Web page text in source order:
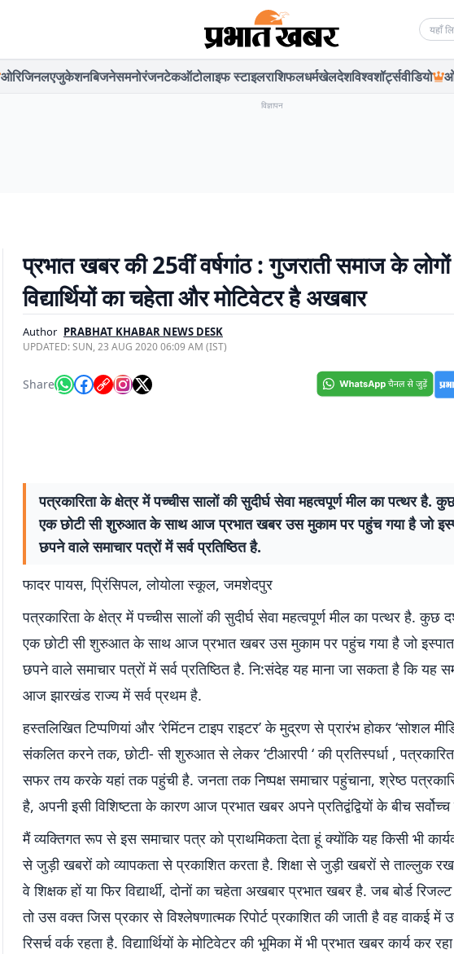
ओरिजिनलएजुकेशनबिजनेसमनोरंजनटेकऑटोलाइफ स्टाइलराशिफलधर्मखेलदेशविश्वशॉर्ट्सवीडियो
विज्ञापन
प्रभात खबर की 25वीं वर्षगांठ : गुजराती समाज के
विद्यार्थियों का चहेता और मोटिवेटर है अखबार
Author PRABHAT KHABAR NEWS DESK
UPDATED:SUN, 23 AUG 2020 06:09 AM (IST)
Share
पत्रकारिता के क्षेत्र में पच्चीस सालों की सुदीर्घ सेवा महत्वपूर्ण मील का पत्थर है.
एक छोटी सी शुरुआत के साथ आज प्रभात खबर उस मुकाम पर पहुंच गया है जो
छपने वाले समाचार पत्रों में सर्व प्रतिष्ठित है.
फादर पायस, प्रिंसिपल, लोयोला स्कूल, जमशेदपुर
पत्रकारिता के क्षेत्र में पच्चीस सालों की सुदीर्घ सेवा महत्वपूर्ण मील का पत्थर है. कुछ
एक छोटी सी शुरुआत के साथ आज प्रभात खबर उस मुकाम पर पहुंच गया है जो इस्पात
छपने वाले समाचार पत्रों में सर्व प्रतिष्ठित है. नि:संदेह यह माना जा सकता है कि यह
आज झारखंड राज्य में सर्व प्रथम है.
हस्तलिखित टिप्पणियां और ‘रेमिंटन टाइप राइटर’ के मुद्रण से प्रारंभ होकर ‘सोशल
संकलित करने तक, छोटी- सी शुरुआत से लेकर ‘टीआरपी ‘ की प्रतिस्पर्धा ,
सफर तय करके यहां तक पहुंची है. जनता तक निष्पक्ष समाचार पहुंचाना, श्रेष्ठ
है, अपनी इसी विशिष्टता के कारण आज प्रभात खबर अपने प्रतिद्वंद्वियों के बीच
मैं व्यक्तिगत रूप से इस समाचार पत्र को प्राथमिकता देता हूं क्योंकि यह किसी भी
से जुड़ी खबरों को व्यापकता से प्रकाशित करता है. शिक्षा से जुड़ी खबरों से ताल्लुक
वे शिक्षक हों या फिर विद्यार्थी, दोनों का चहेता अखबार प्रभात खबर है. जब बोर्ड
तो उस वक्त जिस प्रकार से विश्लेषणात्मक रिपोर्ट प्रकाशित की जाती है वह वाकई में
रिसर्च वर्क रहता है. विद्याार्थियों के मोटिवेटर की भूमिका में भी प्रभात खबर कार्य कर